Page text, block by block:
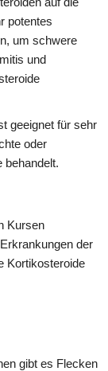
potentes
um schwere
und
geeignet für sehr
oder
behandelt.
Kursen
der
Kortikosteroide
gibt es Flecken